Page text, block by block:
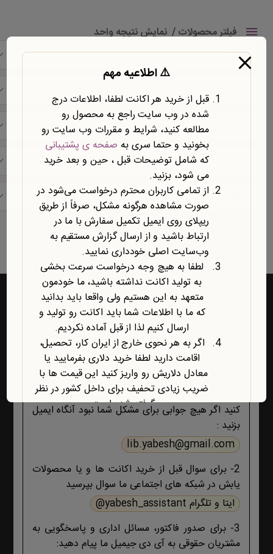
فیلتر محصولات نمایش نتیجه واحد
قیمت
حیطه موضوعی
نمایش یک نتیجه
راه‌های ارتباط با یابش
1- برای پشتیبانی اکانت ها و فروشگاه ، حتما و حتما
ابتدا تمام اطلاعات محصول، صفحه پشتیبانی و پیام
های ایمیلی ،تکمیل سفارش و ثبت سفارش را مطالعه
کنید اگر هیچ جوابی برای مشکل شما نبود آنگاه ایمیل
بزنید :
lib.yabesh@gmail.com
2- برای سوال قبل از خرید اکانت ها و یا محصولات
یابش در شبکه های اجتماعی ما سوال بپرسید
ایتا و تلگرام yabesh_assistant@
3- برای صدور فاکتور، مسائل اداری و پاسخگویی به
مشتریان حقوقی به آی دی جیمیل ما پیام دهید:
⚠️ اطلاعیه مهم
قبل از خرید هر اکانت لطفا، اطلاعات درج
شده در وب سایت راجع به محصول رو
مطالعه کنید، شرایط و مقررات وب سایت رو
بخونید و حتما سری به صفحه ی پشتیبانی
که شامل توضیحات قبل ، حین و بعد خرید
می شود، بزنید.
از تمامی کاربران محترم درخواست می‌شود در
صورت مشاهده هرگونه مشکل، صرفاً از طریق
ریپلای روی ایمیل تکمیل سفارش با ما در
ارتباط باشید و از ارسال گزارش مستقیم به
وب‌سایت اصلی خودداری نمایید.
لطفا به هیچ وجه درخواست سرعت بخشی
به تولید اکانت نداشته باشید، ما خودمون
متعهد به این هستیم ولی واقعا باید بدانید
که ما با اطلاعات شما باید اکانت رو تولید و
ارسال کنیم لذا از قبل آماده نکردیم.
اگر به هر نحوی خارج از ایران کار، تحصیل،
اقامت دارید لطفا خرید دلاری بفرمایید یا
معادل دلاریش رو واریز کنید این قیمت ها با
ضریب زیادی تحفیف برای داخل کشور در نظر
گرفته شده است.
آخرین محصول اضافه شده به فروشگاه
امبیس AI است.
روش ارتباط با ما در پایین صفحات یابش
درچ شده است، مطابق موضوع با ما تماس
بگیرید. با تشکر